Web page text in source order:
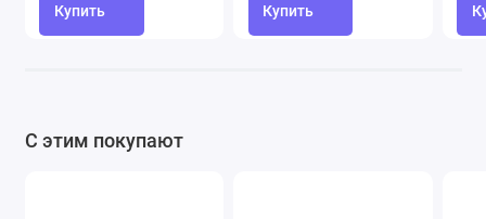
Купить Купить
С этим покупают